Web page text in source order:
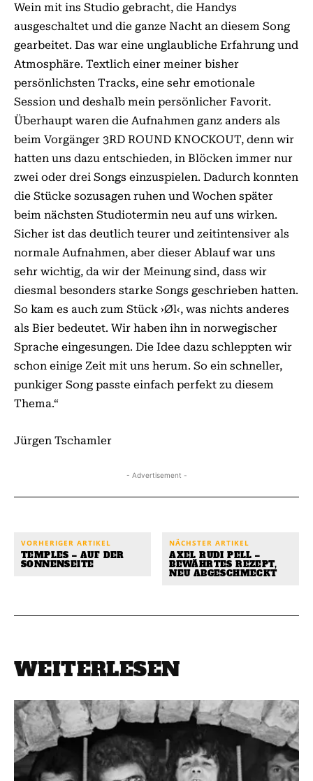
Wein mit ins Studio gebracht, die Handys
ausgeschaltet und die ganze Nacht an diesem Song
gearbeitet. Das war eine unglaubliche Erfahrung und
Atmosphäre. Textlich einer meiner bisher
persönlichsten Tracks, eine sehr emotionale
Session und deshalb mein persönlicher Favorit.
Überhaupt waren die Aufnahmen ganz anders als
beim Vorgänger 3RD ROUND KNOCKOUT, denn wir
hatten uns dazu entschieden, in Blöcken immer nur
zwei oder drei Songs einzuspielen. Dadurch konnten
die Stücke sozusagen ruhen und Wochen später
beim nächsten Studiotermin neu auf uns wirken.
Sicher ist das deutlich teurer und zeitintensiver als
normale Aufnahmen, aber dieser Ablauf war uns
sehr wichtig, da wir der Meinung sind, dass wir
diesmal besonders starke Songs geschrieben hatten.
So kam es auch zum Stück ›Øl‹, was nichts anderes
als Bier bedeutet. Wir haben ihn in norwegischer
Sprache eingesungen. Die Idee dazu schleppten wir
schon einige Zeit mit uns herum. So ein schneller,
punkiger Song passte einfach perfekt zu diesem
Thema.“
Jürgen Tschamler
- Advertisement -
VORHERIGER ARTIKEL
TEMPLES – AUF DER
SONNENSEITE
NÄCHSTER ARTIKEL
AXEL RUDI PELL –
BEWÄHRTES REZEPT,
NEU ABGESCHMECKT
WEITERLESEN